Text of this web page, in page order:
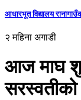
आधारभूत विद्यालय
२ महिना अगाडी
आज माघ
सरस्वतीको